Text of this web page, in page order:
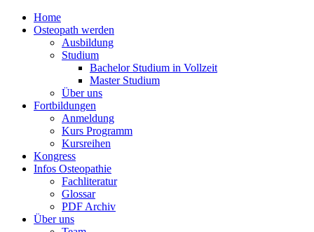
Home
Osteopath werden
Ausbildung
Studium
Bachelor Studium in Vollzeit
Master Studium
Über uns
Fortbildungen
Anmeldung
Kurs Programm
Kursreihen
Kongress
Infos Osteopathie
Fachliteratur
Glossar
PDF Archiv
Über uns